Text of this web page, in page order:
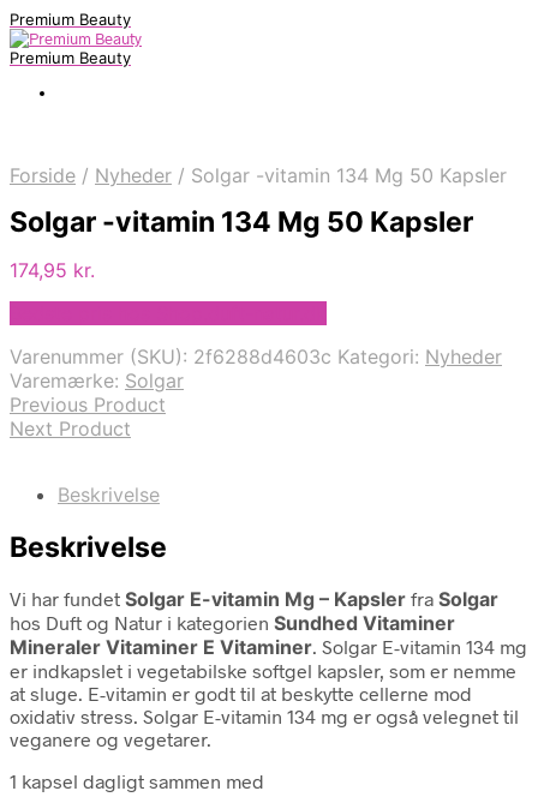
Premium Beauty
Premium Beauty
Forside / Nyheder / Solgar -vitamin 134 Mg 50 Kapsler
Solgar -vitamin 134 Mg 50 Kapsler
174,95 kr.
Varenummer (SKU): 2f6288d4603c Kategori: Nyheder
Varemærke: Solgar
Previous Product
Next Product
Beskrivelse
Beskrivelse
Vi har fundet Solgar E-vitamin Mg – Kapsler fra Solgar
hos Duft og Natur i kategorien Sundhed Vitaminer
Mineraler Vitaminer E Vitaminer. Solgar E-vitamin 134 mg
er indkapslet i vegetabilske softgel kapsler, som er nemme
at sluge. E-vitamin er godt til at beskytte cellerne mod
oxidativ stress. Solgar E-vitamin 134 mg er også velegnet til
veganere og vegetarer.
1 kapsel dagligt sammen med